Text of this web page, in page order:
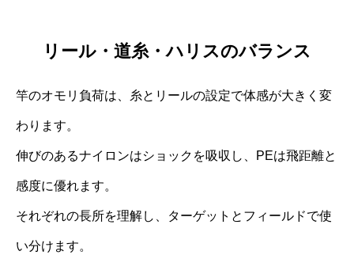
リール・道糸・ハリスのバランス
竿のオモリ負荷は、糸とリールの設定で体感が大きく変
わります。
伸びのあるナイロンはショックを吸収し、PEは飛距離と
感度に優れます。
それぞれの長所を理解し、ターゲットとフィールドで使
い分けます。